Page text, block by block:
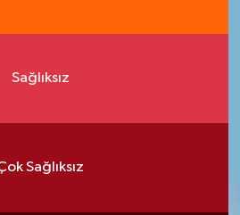
Sağlıksız
Sağlıksız